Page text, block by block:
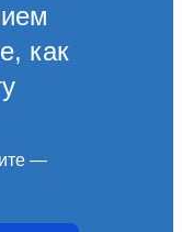
как
—
2023»